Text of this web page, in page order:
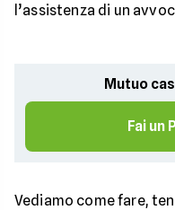
l’assistenza di un
Mutuo
Fai un
Vediamo come fare,